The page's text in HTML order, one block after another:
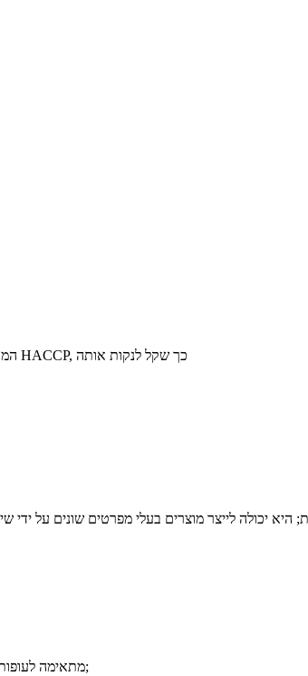
* המכונה כולה עשויה מפלדת אל-חלד וחומרים אחרים המיועדים למזון, העומדים בתקני הסניטריים ובתקני HACCP, כך שקל לנקות אותה
1. מכונת יצירת נאגטס עוף אוטומטית AMF600 מתאימה לעופות, דגים, שרימפס, תפוחי אדמה וירקות וחומרים אחרים;